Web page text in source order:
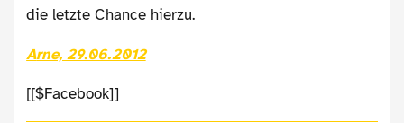
die letzte Chance hierzu.
Arne, 29.06.2012
[[$Facebook]]